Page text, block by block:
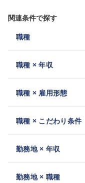
関連条件で探す
職種
職種 × 年収
職種 × 雇用形態
職種 × こだわり条件
勤務地 × 年収
勤務地 × 職種